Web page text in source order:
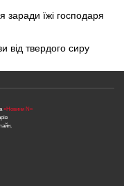
заради їжі господаря
від твердого сиру
«Новини N»